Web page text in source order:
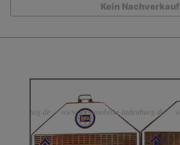
Kein Nachverkauf